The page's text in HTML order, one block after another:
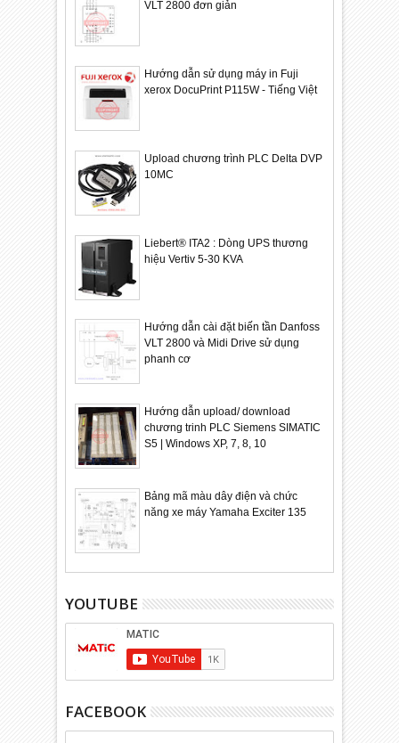
VLT 2800 đơn giản
Hướng dẫn sử dụng máy in Fuji
xerox DocuPrint P115W - Tiếng Việt
Upload chương trình PLC Delta DVP
10MC
Liebert® ITA2 : Dòng UPS thương
hiệu Vertiv 5-30 KVA
Hướng dẫn cài đặt biến tần Danfoss
VLT 2800 và Midi Drive sử dụng
phanh cơ
Hướng dẫn upload/ download
chương trinh PLC Siemens SIMATIC
S5 | Windows XP, 7, 8, 10
Bảng mã màu dây điện và chức
năng xe máy Yamaha Exciter 135
YOUTUBE
FACEBOOK